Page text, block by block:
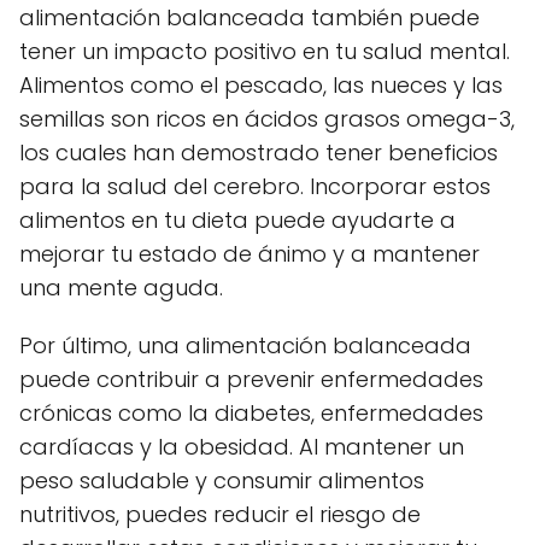
alimentación balanceada también puede
tener un impacto positivo en tu salud mental.
Alimentos como el pescado, las nueces y las
semillas son ricos en ácidos grasos omega-3,
los cuales han demostrado tener beneficios
para la salud del cerebro. Incorporar estos
alimentos en tu dieta puede ayudarte a
mejorar tu estado de ánimo y a mantener
una mente aguda.
Por último, una alimentación balanceada
puede contribuir a prevenir enfermedades
crónicas como la diabetes, enfermedades
cardíacas y la obesidad. Al mantener un
peso saludable y consumir alimentos
nutritivos, puedes reducir el riesgo de